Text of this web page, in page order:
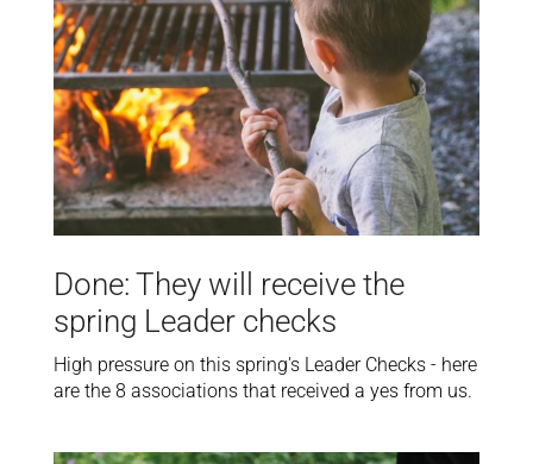
Done: They will receive the
spring Leader checks
High pressure on this spring's Leader Checks - here
are the 8 associations that received a yes from us.